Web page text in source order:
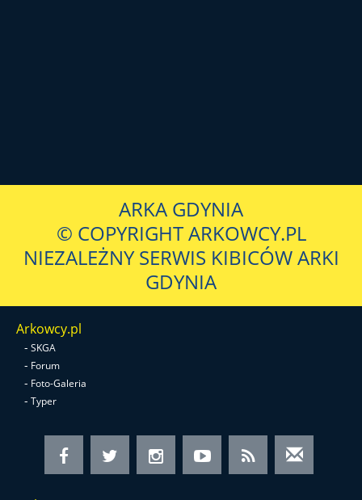
ARKA GDYNIA
© COPYRIGHT ARKOWCY.PL
NIEZALEŻNY SERWIS KIBICÓW ARKI
GDYNIA
Arkowcy.pl
- SKGA
- Forum
- Foto-Galeria
- Typer